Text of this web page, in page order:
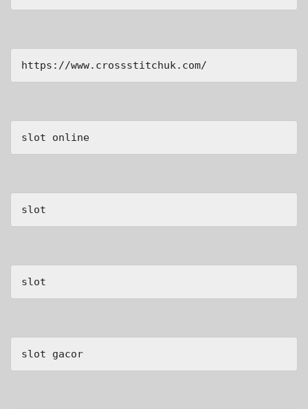
https://www.crossstitchuk.com/
slot online
slot
slot
slot gacor